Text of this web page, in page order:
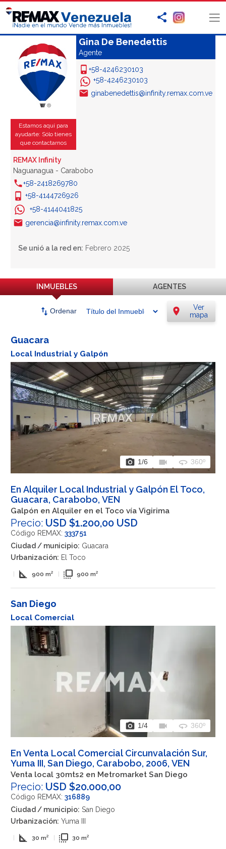
Estamos aquí para
ayudarte: Sólo tienes
que contactarnos
Gina De Benedettis
Agente
+58-4246230103
+58-4246230103
ginabenedettis@infinity.remax.com.ve
REMAX Infinity
Naguanagua - Carabobo
+58-2418269780
+58-4144726926
+58-4144041825
gerencia@infinity.remax.com.ve
Se unió a la red en: Febrero 2025
INMUEBLES AGENTES
swap_vert Ordenar location_on
Ver
mapa
Guacara
Local Industrial y Galpón
photo_camera 1/6 videocam 360 360º
En Alquiler Local Industrial y Galpón El Toco,
Guacara, Carabobo, VEN
Galpón en Alquiler en el Toco vía Vigirima
Precio: USD $1.200,00 USD
Código REMAX: 333751
Ciudad / municipio: Guacara
Urbanización: El Toco
square_foot 900 m² flip_to_front 900 m²
San Diego
Local Comercial
photo_camera 1/4 videocam 360 360º
En Venta Local Comercial Circunvalación Sur,
Yuma III, San Diego, Carabobo, 2006, VEN
Venta local 30mts2 en Metromarket San Diego
Precio: USD $20.000,00
Código REMAX: 316889
Ciudad / municipio: San Diego
Urbanización: Yuma III
square_foot 30 m² flip_to_front 30 m²